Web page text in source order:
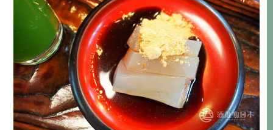
的日本醬油 關西人愛吃的ウスタ […]…